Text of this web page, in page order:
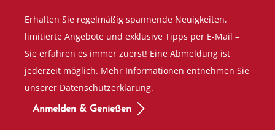
Erhalten Sie regelmäßig spannende Neuigkeiten,
limitierte Angebote und exklusive Tipps per E-Mail –
Sie erfahren es immer zuerst! Eine Abmeldung ist
jederzeit möglich. Mehr Informationen entnehmen Sie
unserer Datenschutzerklärung.
Anmelden & Genießen